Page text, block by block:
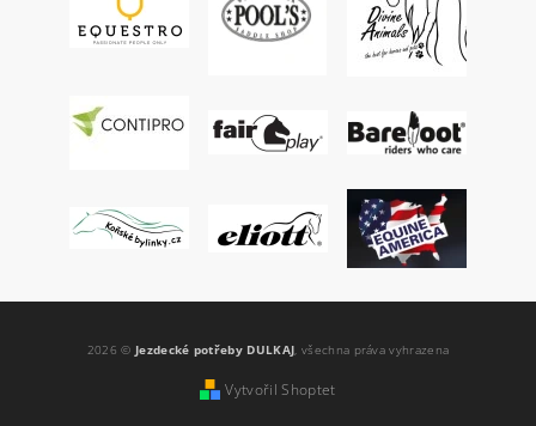
2026 © Jezdecké potřeby DULKAJ , všechna práva vyhrazena
Vytvořil Shoptet